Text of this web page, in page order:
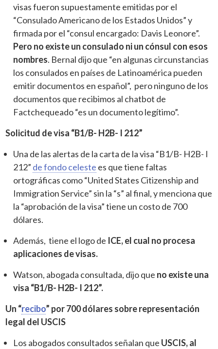
visas fueron supuestamente emitidas por el
“Consulado Americano de los Estados Unidos” y
firmada por el “consul encargado: Davis Leonore”.
Pero no existe un consulado ni un cónsul con esos
nombres. Bernal dijo que “en algunas circunstancias
los consulados en países de Latinoamérica pueden
emitir documentos en español”, pero ninguno de los
documentos que recibimos al chatbot de
Factchequeado “es un documento legítimo”.
Solicitud de visa “B1/B- H2B- I 212”
Una de las alertas de la carta de la visa “B1/B- H2B- I
212” de fondo celeste es que tiene faltas
ortográficas como “United States Citizenship and
Immigration Service” sin la “s” al final, y menciona que
la “aprobación de la visa” tiene un costo de 700
dólares.
Además, tiene el logo de ICE, el cual no procesa
aplicaciones de visas.
Watson, abogada consultada, dijo que no existe una
visa “B1/B- H2B- I 212”.
Un “recibo” por 700 dólares sobre representación
legal del USCIS
Los abogados consultados señalan que USCIS, al